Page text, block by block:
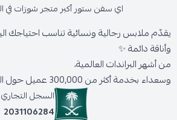
اي سفن ستور أكبر متجر شوزات في
يقدّم ملابس رجالية ونسائية تناسب احتياجك
وأناقة دائمة ✨
من أشهر البراندات العالمية،
وسعداء بخدمة أكثر من 300,000 عميل حول المملكة.
السجل التجاري
2031106284